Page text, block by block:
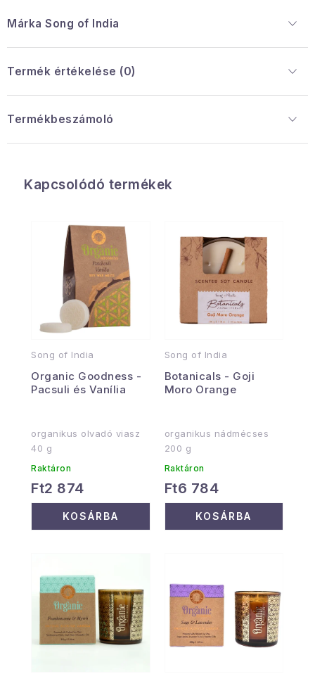
Márka Song of India
Termék értékelése (0)
Termékbeszámoló
Kapcsolódó termékek
Song of India
Organic Goodness -
Pacsuli és Vanília
organikus olvadó viasz
40 g
Raktáron
Ft2 874
KOSÁRBA
Song of India
Botanicals - Goji
Moro Orange
organikus nádmécses
200 g
Raktáron
Ft6 784
KOSÁRBA